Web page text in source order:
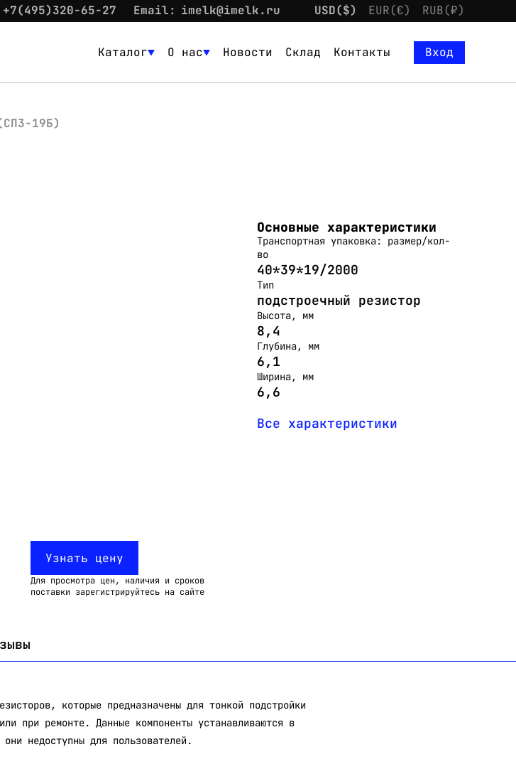
+7(495)320-65-27 Email: imelk@imelk.ru USD($) EUR(€) RUB(₽)
Каталог О нас Новости Склад Контакты
Вход
19Б)
Узнать цену
Для просмотра цен, наличия и сроков
поставки зарегистрируйтесь на сайте
Основные характеристики
Транспортная упаковка: размер/кол-
во
40*39*19/2000
Тип
подстроечный резистор
Высота, мм
8,4
Глубина, мм
6,1
Ширина, мм
6,6
Все характеристики
которые предназначены для тонкой подстройки
при ремонте. Данные компоненты устанавливаются в
недоступны для пользователей.